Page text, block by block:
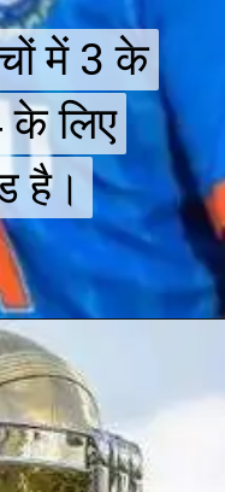
में 3 के
के लिए
है।
में 3 के
के लिए
है।